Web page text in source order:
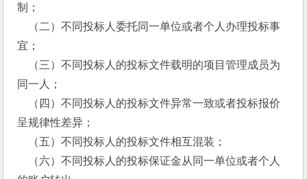
制；
（二）不同投标人委托同一单位或者个人办理投标事
宜；
（三）不同投标人的投标文件载明的项目管理成员为
同一人；
（四）不同投标人的投标文件异常一致或者投标报价
呈规律性差异；
（五）不同投标人的投标文件相互混装；
（六）不同投标人的投标保证金从同一单位或者个人